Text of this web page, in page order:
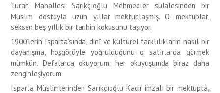
Turan Mahallesi Sarıkçıoğlu Mehmedler sülalesinden bir
Müslim dostuyla uzun yıllar mektuplaşmış. O mektuplar,
seksen beş yıllık bir tarihin kokusunu taşıyor.
1900’lerin Isparta’sında, dinî ve kültürel farklılıkların nasıl bir
dayanışma, hoşgörüyle yoğrulduğunu o satırlarda görmek
mümkün. Defalarca okuyorum; her okuyuşumda biraz daha
zenginleşiyorum.
Isparta Müslimlerinden Sarıkçıoğlu Kadir imzalı bir mektupta,